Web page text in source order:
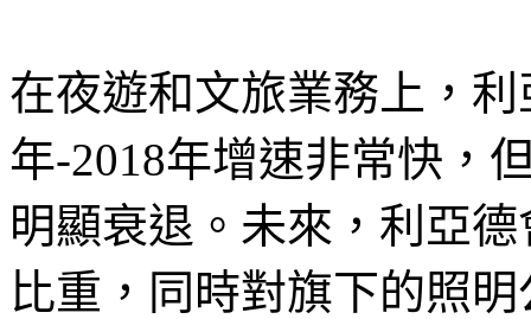
在夜遊和文旅業務上，
年-2018年增速非常快，
明顯衰退。未來，利亞
比重，同時對旗下的照